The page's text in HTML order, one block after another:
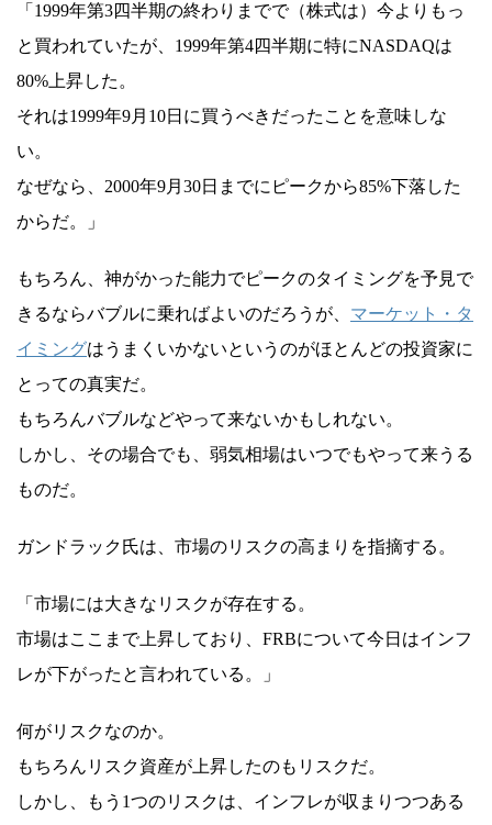
「1999年第3四半期の終わりまでで（株式は）今よりもっ
と買われていたが、1999年第4四半期に特にNASDAQは
80%上昇した。
それは1999年9月10日に買うべきだったことを意味しな
い。
なぜなら、2000年9月30日までにピークから85%下落した
からだ。」
もちろん、神がかった能力でピークのタイミングを予見で
きるならバブルに乗ればよいのだろうが、 マーケット・タ
イミングはうまくいかないというのがほとんどの投資家に
とっての真実だ。
もちろんバブルなどやって来ないかもしれない。
しかし、その場合でも、弱気相場はいつでもやって来うる
ものだ。
ガンドラック氏は、市場のリスクの高まりを指摘する。
「市場には大きなリスクが存在する。
市場はここまで上昇しており、FRBについて今日はインフ
レが下がったと言われている。」
何がリスクなのか。
もちろんリスク資産が上昇したのもリスクだ。
しかし、もう1つのリスクは、インフレが収まりつつある